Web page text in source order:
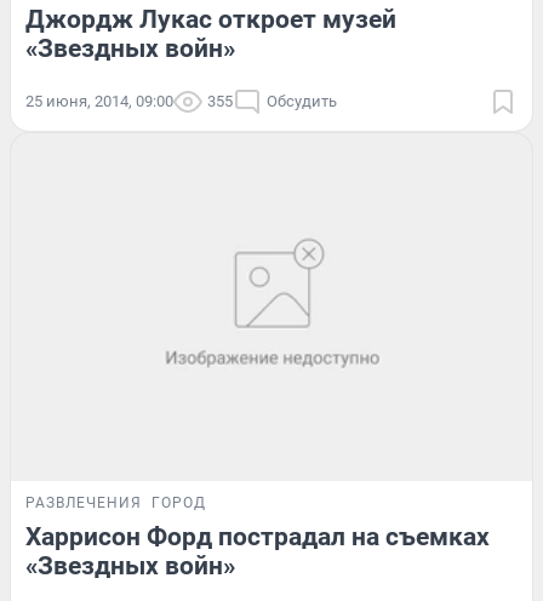
Джордж Лукас откроет музей
«Звездных войн»
25 июня, 2014, 09:00 355 Обсудить
РАЗВЛЕЧЕНИЯ ГОРОД
Харрисон Форд пострадал на съемках
«Звездных войн»